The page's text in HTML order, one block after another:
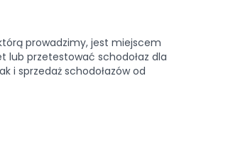
prowadzimy, jest miejscem
lub przetestować schodołaz dla
i sprzedaż schodołazów od